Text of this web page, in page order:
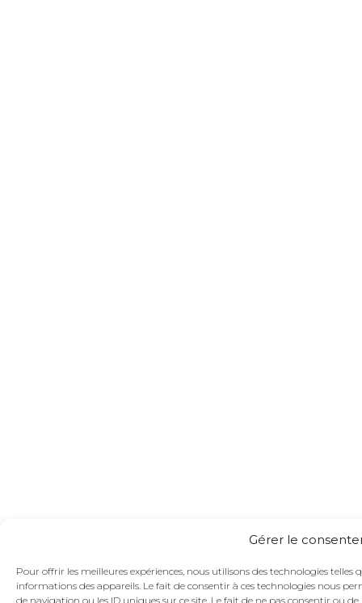
Gérer le
Pour offrir les meilleures expériences, nous utilisons des technologies telles
informations des appareils. Le fait de consentir à ces technologies nous
de navigation ou les ID uniques sur ce site. Le fait de ne pas consentir ou